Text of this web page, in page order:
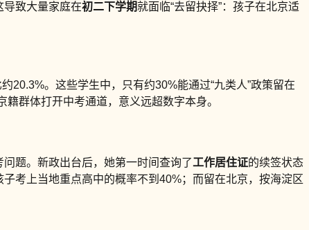
致大量家庭在初二下学期就面临“去留抉择”：孩子在北京适
约20.3%。这些学生中，只有约30%能通过“九类人”政策留在
籍群体打开中考通道，意义远超数字本身。
题。新政出台后，她第一时间查询了工作居住证的续签状态
考上当地重点高中的概率不到40%；而留在北京，按海淀区